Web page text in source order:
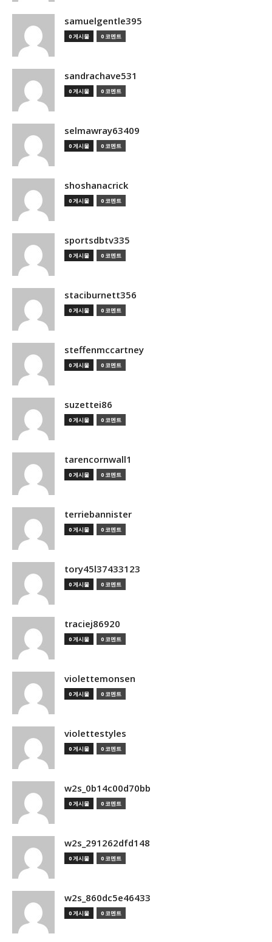
samuelgentle395
0 게시물 0 코멘트
sandrachave531
0 게시물 0 코멘트
selmawray63409
0 게시물 0 코멘트
shoshanacrick
0 게시물 0 코멘트
sportsdbtv335
0 게시물 0 코멘트
staciburnett356
0 게시물 0 코멘트
steffenmccartney
0 게시물 0 코멘트
suzettei86
0 게시물 0 코멘트
tarencornwall1
0 게시물 0 코멘트
terriebannister
0 게시물 0 코멘트
tory45l37433123
0 게시물 0 코멘트
traciej86920
0 게시물 0 코멘트
violettemonsen
0 게시물 0 코멘트
violettestyles
0 게시물 0 코멘트
w2s_0b14c00d70bb
0 게시물 0 코멘트
w2s_291262dfd148
0 게시물 0 코멘트
w2s_860dc5e46433
0 게시물 0 코멘트